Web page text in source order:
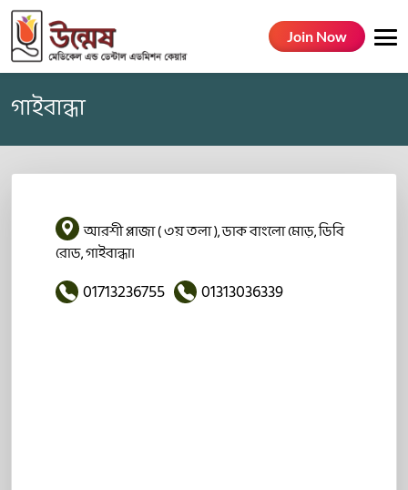
Join Now
গাইবান্ধা
আরশী প্লাজা ( ৩য় তলা ), ডাক বাংলো মোড়, ডিবি
রোড, গাইবান্ধা।
01713236755 01313036339